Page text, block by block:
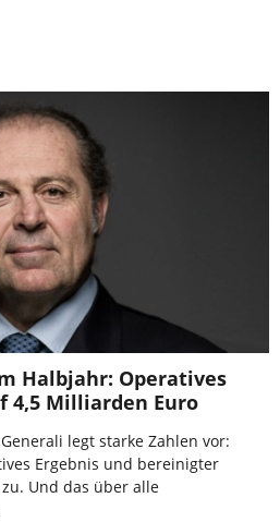
Halbjahr: Operatives
4,5 Milliarden Euro
legt starke Zahlen vor:
Ergebnis und bereinigter
Und das über alle